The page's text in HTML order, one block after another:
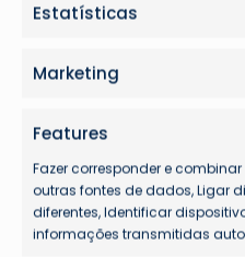
Estatísticas
Marketing
Features
Fazer corresponder e
outras fontes de dados, Ligar
diferentes, Identificar
informações transmitidas